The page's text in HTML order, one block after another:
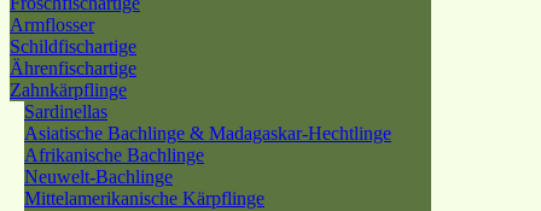
Armflosser
Schildfischartige
Ährenfischartige
Zahnkärpflinge
Sardinellas
Asiatische Bachlinge & Madagaskar-Hechtlinge
Afrikanische Bachlinge
Neuwelt-Bachlinge
Mittelamerikanische Kärpflinge